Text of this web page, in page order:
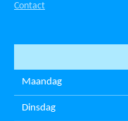
Contact
Maandag
Dinsdag